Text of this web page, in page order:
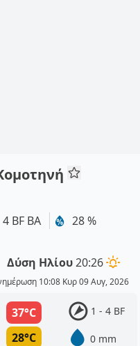
4 BF ΒΑ 28 %
Δύση Ηλίου20:26
10:08 Κυρ 09 Αυγ, 2026
37°C
28°C
1 - 4 BF
0 mm